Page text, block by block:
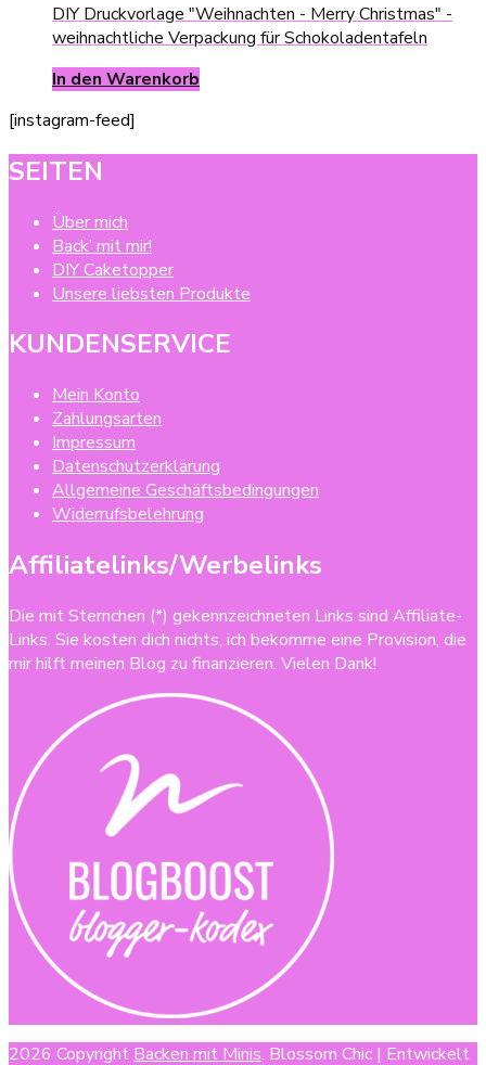
DIY Druckvorlage "Weihnachten - Merry Christmas" -
weihnachtliche Verpackung für Schokoladentafeln
In den Warenkorb
[instagram-feed]
SEITEN
Über mich
Back’ mit mir!
DIY Caketopper
Unsere liebsten Produkte
KUNDENSERVICE
Mein Konto
Zahlungsarten
Impressum
Datenschutzerklärung
Allgemeine Geschäftsbedingungen
Widerrufsbelehrung
Affiliatelinks/Werbelinks
Die mit Sternchen (*) gekennzeichneten Links sind Affiliate-
Links. Sie kosten dich nichts, ich bekomme eine Provision, die
mir hilft meinen Blog zu finanzieren. Vielen Dank!
2026 Copyright Backen mit Minis. Blossom Chic | Entwickelt